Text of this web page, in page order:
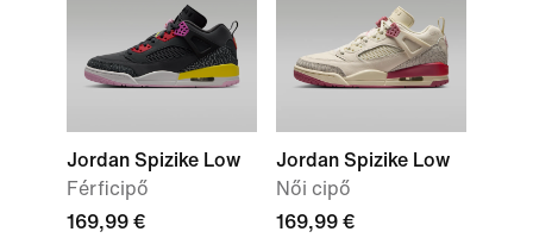
Jordan Spizike Low
Férficipő
169,99 €
Jordan Spizike Low
Női cipő
169,99 €